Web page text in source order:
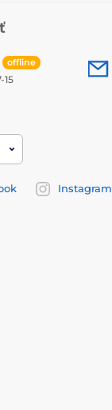
offline
15
Instagram